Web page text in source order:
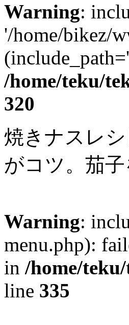
Warning:
'/home/bikez/
/home/teku/
320
焼きナスレ
がコツ。茄
Warning:
menu.php):
in /home/
line 335